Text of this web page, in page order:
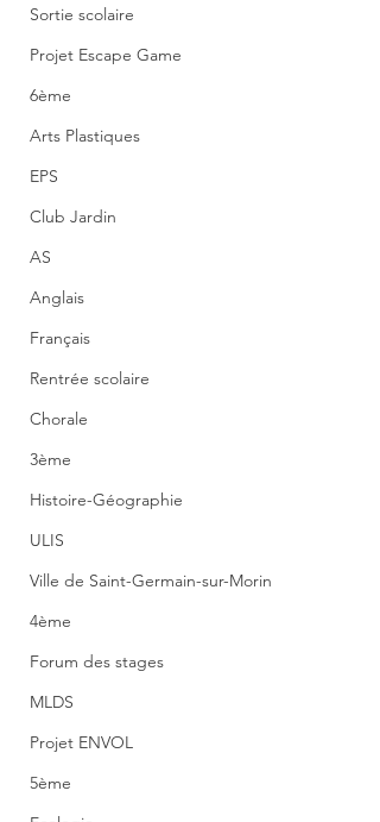
Sortie scolaire
Projet Escape Game
6ème
Arts Plastiques
EPS
Club Jardin
AS
Anglais
Français
Rentrée scolaire
Chorale
3ème
Histoire-Géographie
ULIS
Ville de Saint-Germain-sur-Morin
4ème
Forum des stages
MLDS
Projet ENVOL
5ème